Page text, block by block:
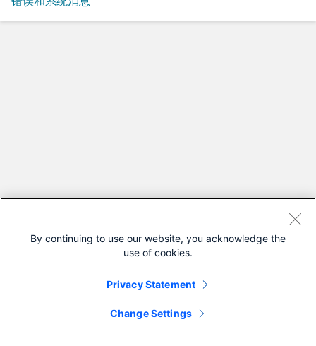
By continuing to use our website, you acknowledge the
use of cookies.
Privacy Statement
Change Settings